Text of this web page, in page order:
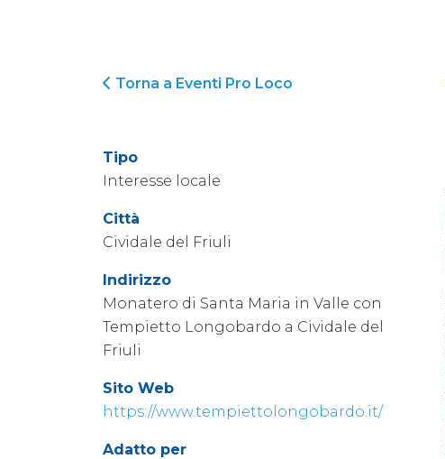
Torna a Eventi Pro Loco
Tipo
Interesse locale
Città
Cividale del Friuli
Indirizzo
Monatero di Santa Maria in Valle con
Tempietto Longobardo a Cividale del
Friuli
Sito Web
https://www.tempiettolongobardo.it/
Adatto per